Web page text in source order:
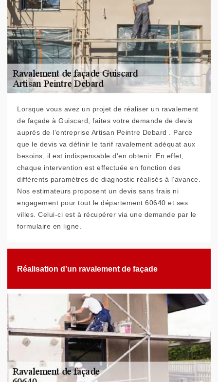
Lorsque vous avez un projet de réaliser un ravalement
de façade à Guiscard, faites votre demande de devis
auprès de l’entreprise Artisan Peintre Debard . Parce
que le devis va définir le tarif ravalement adéquat aux
besoins, il est indispensable d’en obtenir. En effet,
chaque intervention est effectuée en fonction des
différents paramètres de diagnostic réalisés à l’avance.
Nos estimateurs proposent un devis sans frais ni
engagement pour tout le département 60640 et ses
villes. Celui-ci est à récupérer via une demande par le
formulaire en ligne.
Réalisation d’un ravalement de façade